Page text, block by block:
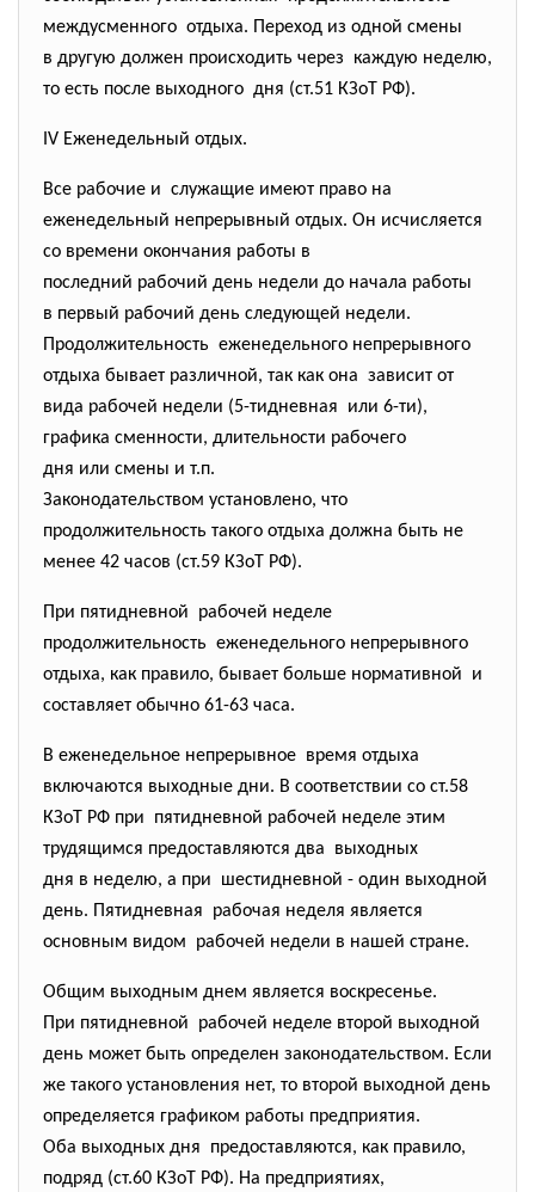
междусменного отдыха. Переход из одной смены
в другую должен происходить через каждую неделю,
то есть после выходного дня (ст.51 КЗоТ РФ).
IV Еженедельный отдых.
Все рабочие и служащие имеют право на
еженедельный непрерывный отдых. Он исчисляется
со времени окончания работы в
последний рабочий день недели до начала работы
в первый рабочий день следующей недели.
Продолжительность еженедельного непрерывного
отдыха бывает различной, так как она зависит от
вида рабочей недели (5-тидневная или 6-ти),
графика сменности, длительности рабочего
дня или смены и т.п.
Законодательством установлено, что
продолжительность такого отдыха должна быть не
менее 42 часов (ст.59 КЗоТ РФ).
При пятидневной рабочей неделе
продолжительность еженедельного непрерывного
отдыха, как правило, бывает больше нормативной и
составляет обычно 61-63 часа.
В еженедельное непрерывное время отдыха
включаются выходные дни. В соответствии со ст.58
КЗоТ РФ при пятидневной рабочей неделе этим
трудящимся предоставляются два выходных
дня в неделю, а при шестидневной - один выходной
день. Пятидневная рабочая неделя является
основным видом рабочей недели в нашей стране.
Общим выходным днем является воскресенье.
При пятидневной рабочей неделе второй выходной
день может быть определен законодательством. Если
же такого установления нет, то второй выходной день
определяется графиком работы предприятия.
Оба выходных дня предоставляются, как правило,
подряд (ст.60 КЗоТ РФ). На предприятиях,